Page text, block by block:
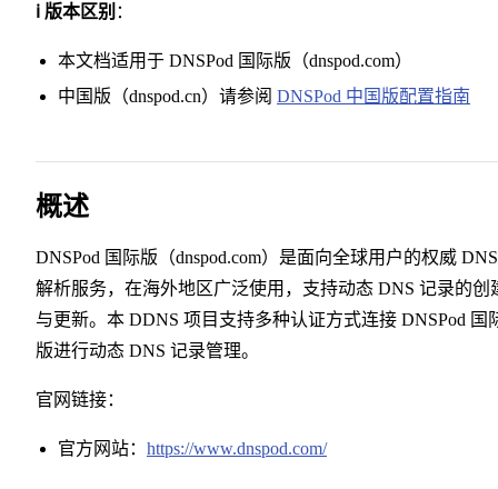
ℹ️ 版本区别 ：
本文档适用于 DNSPod 国际版（dnspod.com）
中国版（dnspod.cn）请参阅 DNSPod 中国版配置指南
概述
DNSPod 国际版（dnspod.com）是面向全球用户的权威 DNS
解析服务，在海外地区广泛使用，支持动态 DNS 记录的创
与更新。本 DDNS 项目支持多种认证方式连接 DNSPod 国
版进行动态 DNS 记录管理。
官网链接：
官方网站： https://www.dnspod.com/